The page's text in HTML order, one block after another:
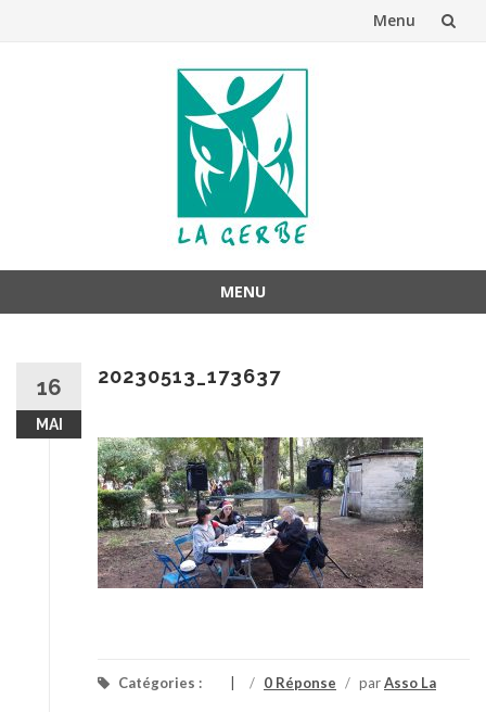
Menu
MENU
contenu
16
MAI
20230513_173637
Catégories : / 0 Réponse / parAsso La